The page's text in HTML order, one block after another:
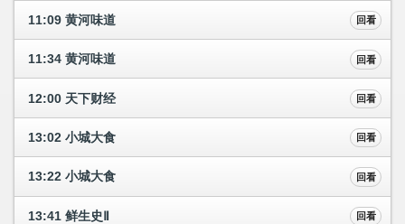
11:09 黄河味道 回看
11:34 黄河味道 回看
12:00 天下财经 回看
13:02 小城大食 回看
13:22 小城大食 回看
13:41 鲜生史Ⅱ 回看